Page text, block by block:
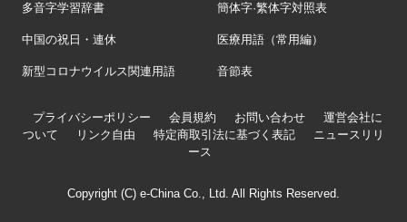
多音字学習辞書 簡体字·繁体字対照表
中国の祝日・連休 医療用語（常用編）
新型コロナウイルス関連用語 音節表
プライバシーポリシー 会員規約 お問い合わせ
運営会社に
ついて
リンク自由 特定商取引法に基づく表記
ニュースリリ
ース
Copyright (C) e-China Co., Ltd. All Rights Reserved.